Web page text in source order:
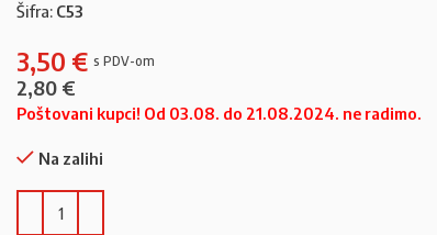
Šifra: C53
3,50 €
2,80 €
Poštovani kupci! Od 03.08. do 21.08.2024. ne radimo.
Na zalihi